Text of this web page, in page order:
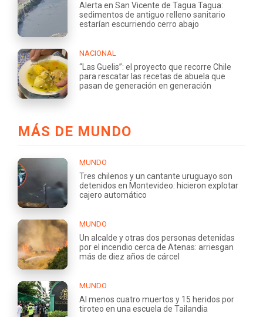
Alerta en San Vicente de Tagua Tagua:
sedimentos de antiguo relleno sanitario
estarían escurriendo cerro abajo
NACIONAL
“Las Guelis”: el proyecto que recorre Chile
para rescatar las recetas de abuela que
pasan de generación en generación
MÁS DE MUNDO
MUNDO
Tres chilenos y un cantante uruguayo son
detenidos en Montevideo: hicieron explotar
cajero automático
MUNDO
Un alcalde y otras dos personas detenidas
por el incendio cerca de Atenas: arriesgan
más de diez años de cárcel
MUNDO
Al menos cuatro muertos y 15 heridos por
tiroteo en una escuela de Tailandia